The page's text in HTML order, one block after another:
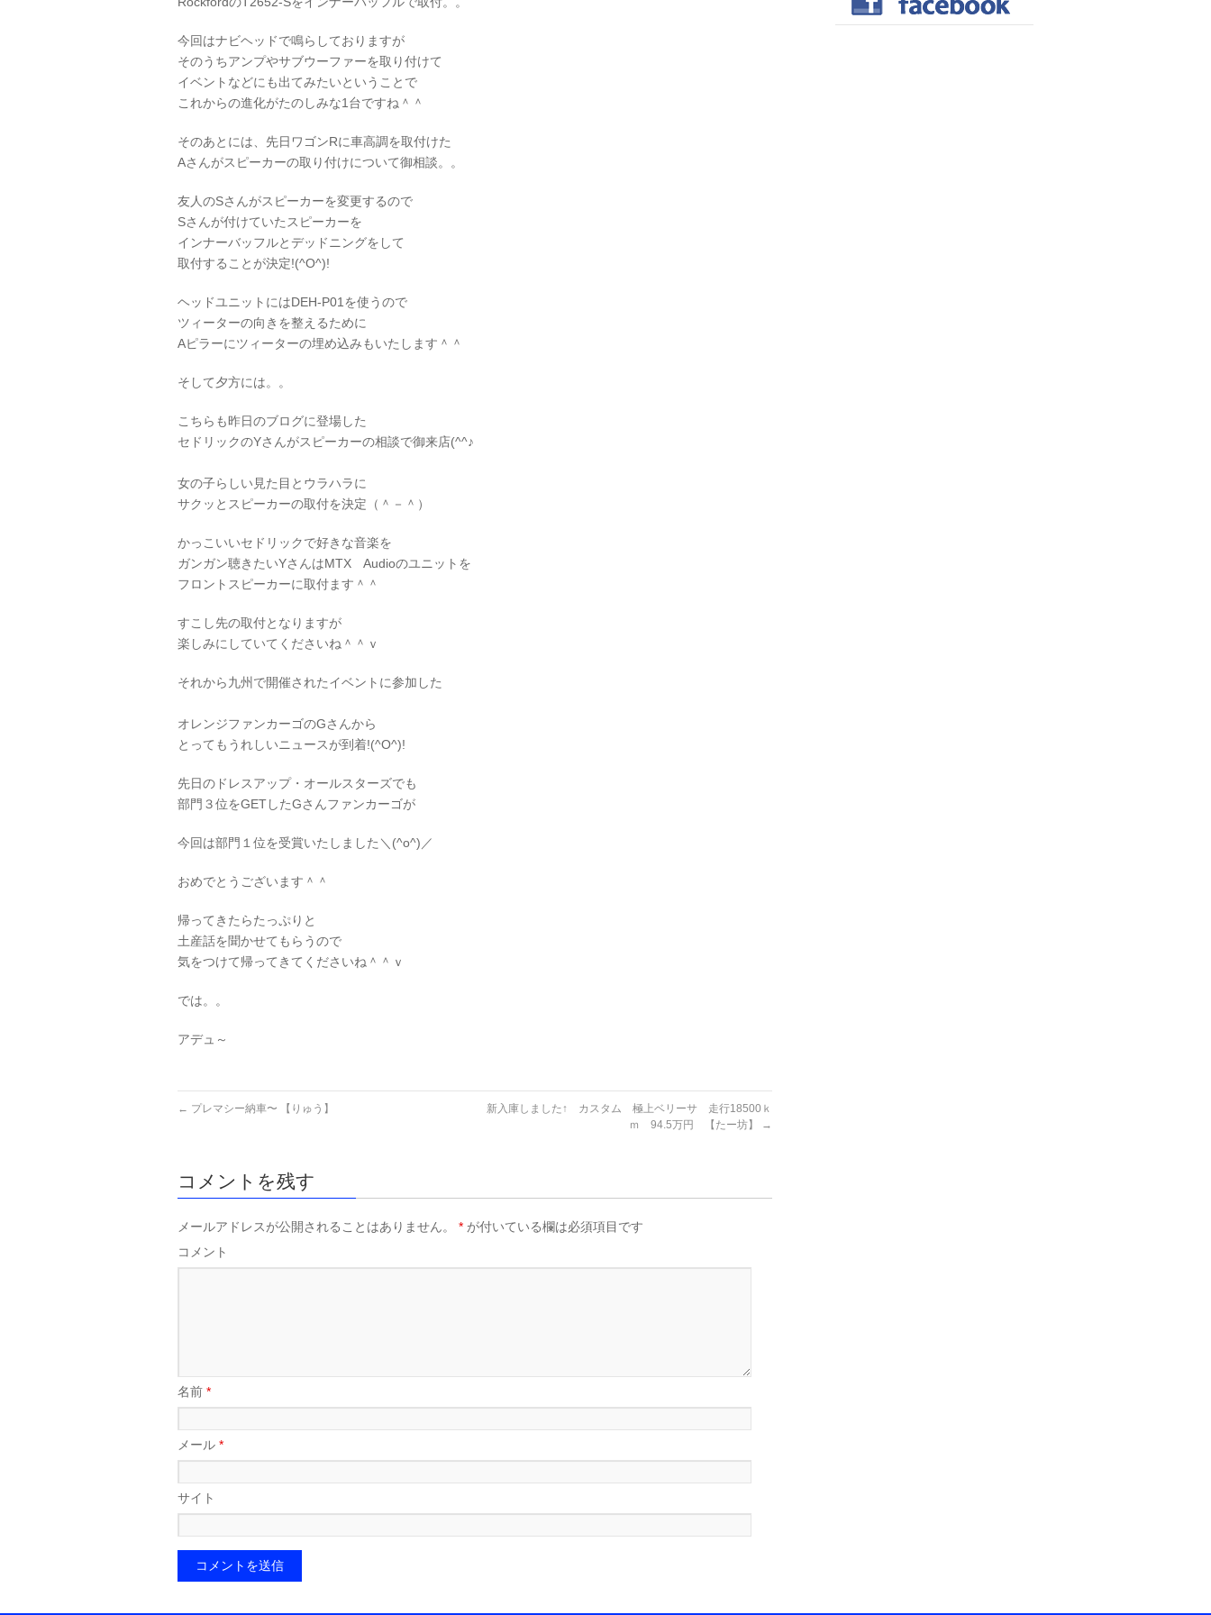
今回はナビヘッドで鳴らしておりますが
そのうちアンプやサブウーファーを取り付けて
イベントなどにも出てみたいということで
これからの進化がたのしみな1台ですね＾＾
そのあとには、先日ワゴンRに車高調を取付けた
Aさんがスピーカーの取り付けについて御相談。。
友人のSさんがスピーカーを変更するので
Sさんが付けていたスピーカーを
インナーバッフルとデッドニングをして
取付することが決定!(^O^)!
ヘッドユニットにはDEH-P01を使うので
ツィーターの向きを整えるために
Aピラーにツィーターの埋め込みもいたします＾＾
そして夕方には。。
こちらも昨日のブログに登場した
セドリックのYさんがスピーカーの相談で御来店(^^♪
女の子らしい見た目とウラハラに
サクッとスピーカーの取付を決定（＾－＾）
かっこいいセドリックで好きな音楽を
ガンガン聴きたいYさんはMTX Audioのユニットを
フロントスピーカーに取付ます＾＾
すこし先の取付となりますが
楽しみにしていてくださいね＾＾ｖ
それから九州で開催されたイベントに参加した
オレンジファンカーゴのGさんから
とってもうれしいニュースが到着!(^O^)!
先日のドレスアップ・オールスターズでも
部門３位をGETしたGさんファンカーゴが
今回は部門１位を受賞いたしました＼(^o^)／
おめでとうございます＾＾
帰ってきたらたっぷりと
土産話を聞かせてもらうので
気をつけて帰ってきてくださいね＾＾ｖ
では。。
アデュ～
← プレマシー納車〜 【りゅう】
新入庫しました↑ カスタム 極上ベリーサ 走行18500ｋ
ｍ 94.5万円 【たー坊】
→
コメントを残す
メールアドレスが公開されることはありません。 * が付いている欄は必須項目です
コメント
名前 *
メール *
サイト